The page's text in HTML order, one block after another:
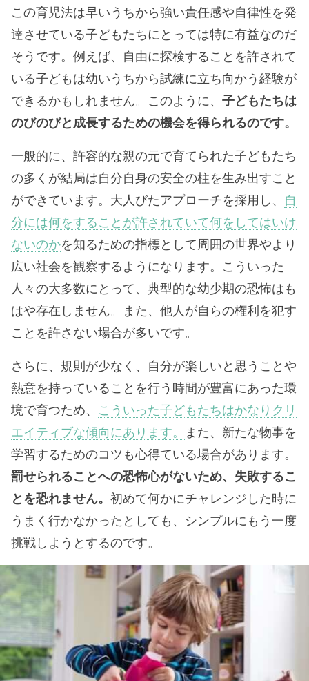
この育児法は早いうちから強い責任感や自律性を発
達させている子どもたちにとっては特に有益なのだ
そうです。例えば、自由に探検することを許されて
いる子どもは幼いうちから試練に立ち向かう経験が
できるかもしれません。このように、 子どもたちは
のびのびと成長するための機会を得られるのです。
一般的に、許容的な親の元で育てられた子どもたち
の多くが結局は自分自身の安全の柱を生み出すこと
ができています。大人びたアプローチを採用し、 自
分には何をすることが許されていて何をしてはいけ
ないのかを知るための指標として周囲の世界やより
広い社会を観察するようになります。こういった
人々の大多数にとって、典型的な幼少期の恐怖はも
はや存在しません。また、他人が自らの権利を犯す
ことを許さない場合が多いです。
さらに、規則が少なく、自分が楽しいと思うことや
熱意を持っていることを行う時間が豊富にあった環
境で育つため、 こういった子どもたちはかなりクリ
エイティブな傾向にあります。
また、新たな物事を
学習するためのコツも心得ている場合があります。
罰せられることへの恐怖心がないため、失敗するこ
とを恐れません。 初めて何かにチャレンジした時に
うまく行かなかったとしても、シンプルにもう一度
挑戦しようとするのです。